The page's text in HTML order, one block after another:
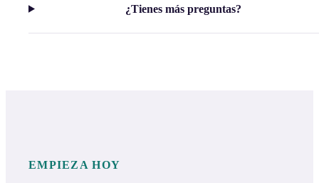
¿Tienes más preguntas?
EMPIEZA HOY